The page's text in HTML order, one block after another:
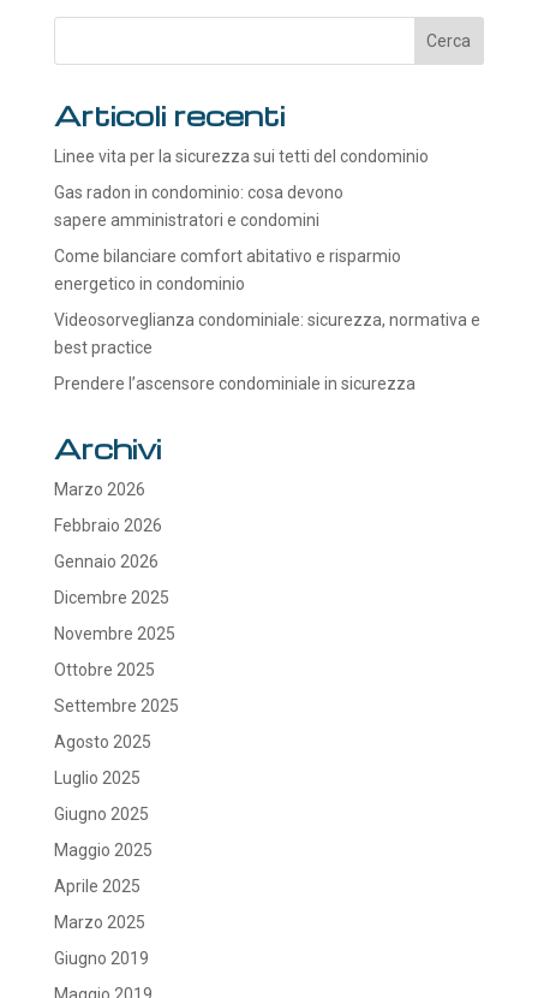
Articoli recenti
Linee vita per la sicurezza sui tetti del condominio
Gas radon in condominio: cosa devono
sapere amministratori e condomini
Come bilanciare comfort abitativo e risparmio
energetico in condominio
Videosorveglianza condominiale: sicurezza, normativa e
best practice
Prendere l’ascensore condominiale in sicurezza
Archivi
Marzo 2026
Febbraio 2026
Gennaio 2026
Dicembre 2025
Novembre 2025
Ottobre 2025
Settembre 2025
Agosto 2025
Luglio 2025
Giugno 2025
Maggio 2025
Aprile 2025
Marzo 2025
Giugno 2019